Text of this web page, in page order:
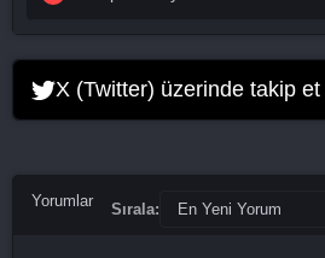
X (Twitter) üzerinde takip et
Yorumlar Sırala: